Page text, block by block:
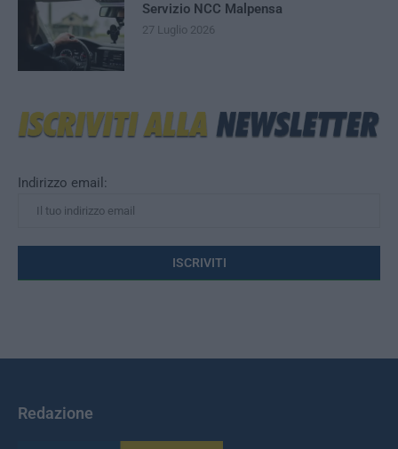
Indirizzo email:
Servizio NCC Malpensa
27 Luglio 2026
Redazione